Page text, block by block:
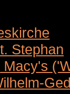
Stephan
Macy's